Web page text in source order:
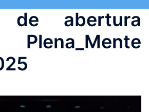
de abertura